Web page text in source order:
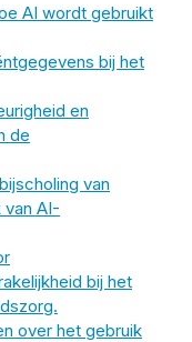
AI wordt gebruikt
bij het
en
de
van
van AI-
bij het
over het gebruik